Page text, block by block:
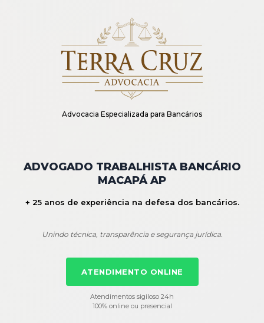
Advocacia Especializada para Bancários
ADVOGADO TRABALHISTA BANCÁRIO
MACAPÁ AP
+ 25 anos de experiência na defesa dos bancários.
Unindo técnica, transparência e segurança jurídica.
ATENDIMENTO ONLINE
Atendimentos sigiloso 24h
100% online ou presencial